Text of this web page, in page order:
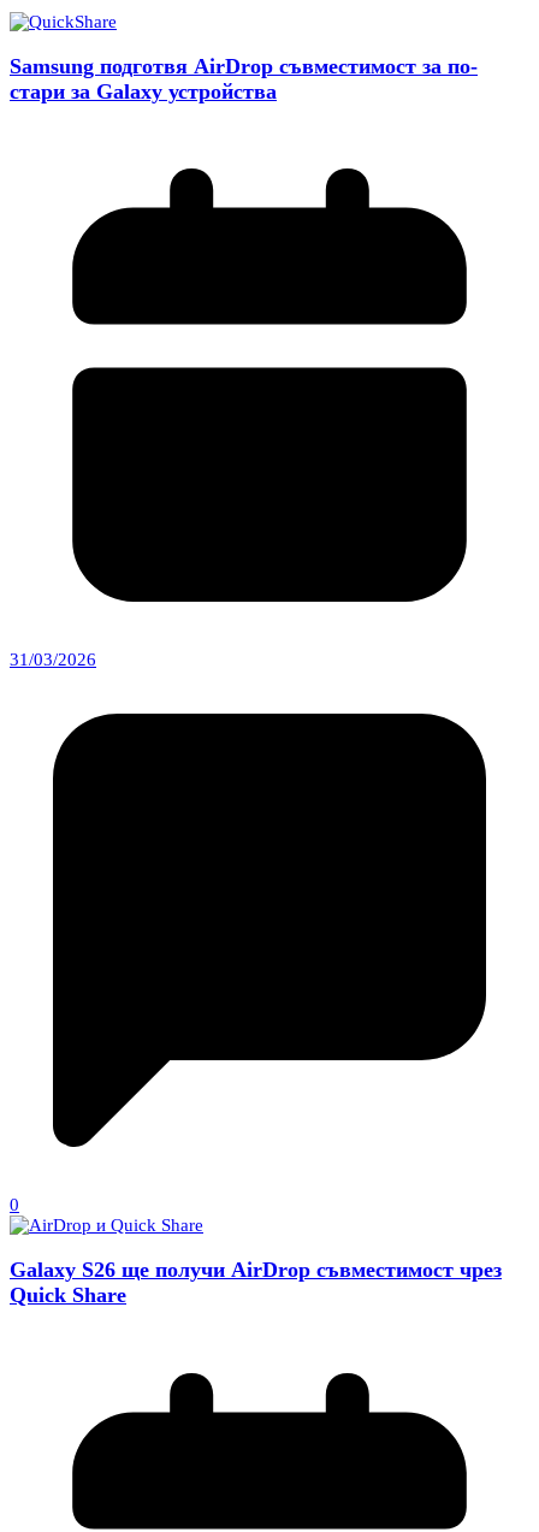
Samsung подготвя AirDrop съвместимост за по-
стари за Galaxy устройства
31/03/2026
0
Galaxy S26 ще получи AirDrop съвместимост чрез
Quick Share